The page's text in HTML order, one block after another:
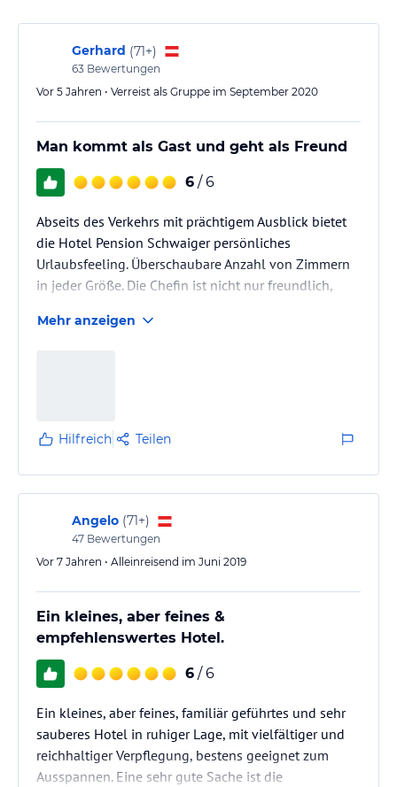
Gerhard (71+)
63 Bewertungen
Vor 5 Jahren • Verreist als Gruppe im September 2020
Man kommt als Gast und geht als Freund
6 / 6
Abseits des Verkehrs mit prächtigem Ausblick bietet
die Hotel Pension Schwaiger persönliches
Urlaubsfeeling. Überschaubare Anzahl von Zimmern
in jeder Größe. Die Chefin ist nicht nur freundlich,
Abendessen. Der Chef berät umfassend in Sachen
Ei nicht nur auf dem…
Mehr anzeigen
Hilfreich Teilen
Angelo (71+)
47 Bewertungen
Vor 7 Jahren • Alleinreisend im Juni 2019
Ein kleines, aber feines &
empfehlenswertes Hotel.
6 / 6
Ein kleines, aber feines, familiär geführtes und sehr
sauberes Hotel in ruhiger Lage, mit vielfältiger und
reichhaltiger Verpflegung, bestens geeignet zum
Ausspannen. Eine sehr gute Sache ist die